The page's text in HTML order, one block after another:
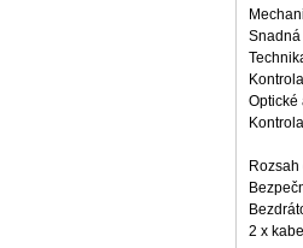
Optické
2 x